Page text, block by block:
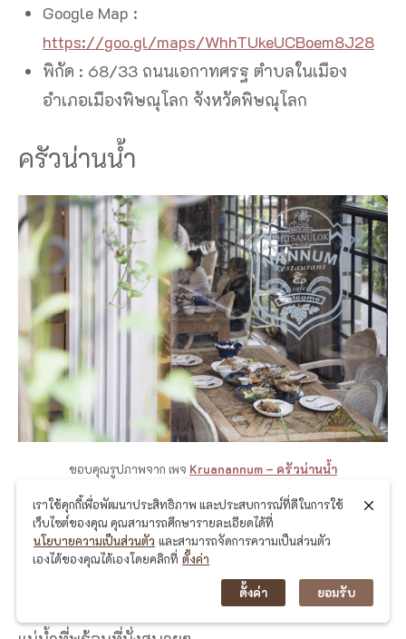
Google Map :
https://goo.gl/maps/WhhTUkeUCBoem8J28
พิกัด : 68/33 ถนนเอกาทศรฐ ตำบลในเมือง
อำเภอเมืองพิษณุโลก จังหวัดพิษณุโลก
ครัวน่านน้ำ
ขอบคุณรูปภาพจาก เพจ Kruanannum – ครัวน่านน้ำ
ที่เที่ยวพิษณุโลก ครัวน่านน้ำ เป็นร้านอาหารที่ตั้งอยู่
ในตัวเมืองพิษณุโลก ที่มีการตกแต่งแบบสไตล์ยุโรปสุด
คลาสสิก แอบปนความหรูหรานิดๆ โดยภายในร้านได้
มีที่นั่งให้ลูกค้าได้เลือกกันถึง 2 โซน โซนแรกจะเป็น
โซนเอาท์ดอร์ด้านนอกร้านที่มีสวนอันร่มรื่นติดกับริม
เราใช้คุกกี้เพื่อพัฒนาประสิทธิภาพ และประสบการณ์ที่ดีในการใช้
เว็บไซต์ของคุณ คุณสามารถศึกษารายละเอียดได้ที่
นโยบายความเป็นส่วนตัว และสามารถจัดการความเป็นส่วนตัว
เองได้ของคุณได้เองโดยคลิกที่ ตั้งค่า
ตั้งค่า ยอมรับ